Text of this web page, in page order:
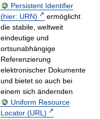
Persistent Identifier
(hier: URN)
ermöglicht
die stabile, weltweit
eindeutige und
ortsunabhängige
Referenzierung
elektronischer Dokumente
und bietet so auch bei
einem sich ändernden
Uniform Resource
Locator (URL)